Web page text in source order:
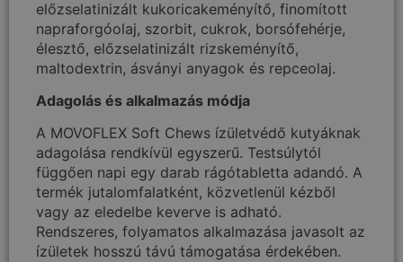
előzselatinizált kukoricakeményítő, finomított
napraforgóolaj, szorbit, cukrok, borsófehérje,
élesztő, előzselatinizált rizskeményítő,
maltodextrin, ásványi anyagok és repceolaj.
Adagolás és alkalmazás módja
A MOVOFLEX Soft Chews ízületvédő kutyáknak
adagolása rendkívül egyszerű. Testsúlytól
függően napi egy darab rágótabletta adandó. A
termék jutalomfalatként, közvetlenül kézből
vagy az eledelbe keverve is adható.
Rendszeres, folyamatos alkalmazása javasolt az
ízületek hosszú távú támogatása érdekében.